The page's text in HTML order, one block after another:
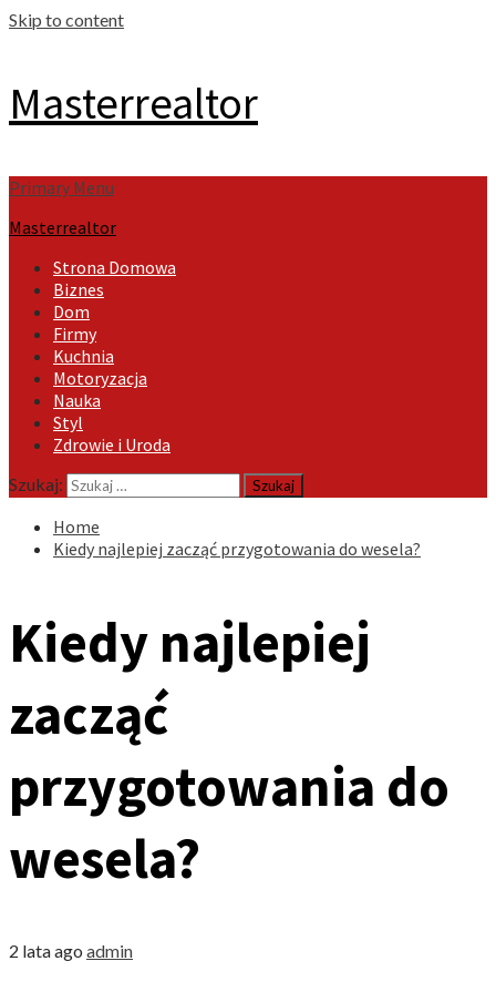
Skip to content
Masterrealtor
Primary Menu
Masterrealtor
Strona Domowa
Biznes
Dom
Firmy
Kuchnia
Motoryzacja
Nauka
Styl
Zdrowie i Uroda
Szukaj:
Home
Kiedy najlepiej zacząć przygotowania do wesela?
Kiedy najlepiej
zacząć
przygotowania do
wesela?
2 lata ago admin